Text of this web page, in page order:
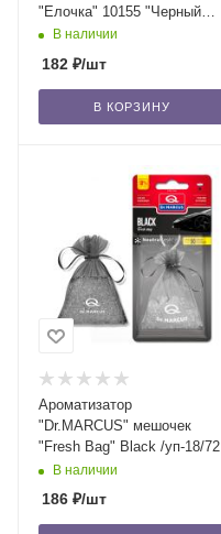
"Елочка" 10155 "Черный
лед" (Black Ice) /блок
В наличии
182 ₽/шт
В КОРЗИНУ
Ароматизатор
"Dr.MARСUS" мешочек
"Fresh Bag" Black /уп-18/72
В наличии
186 ₽/шт